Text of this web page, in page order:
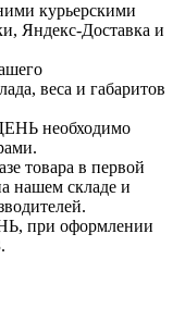
курьерскими
Яндекс-Доставка и
веса и габаритов
необходимо
товара в первой
нашем складе и
при оформлении